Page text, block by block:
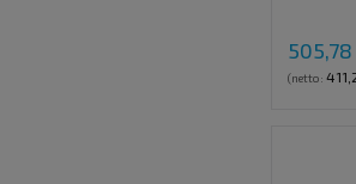
505,78
(netto: